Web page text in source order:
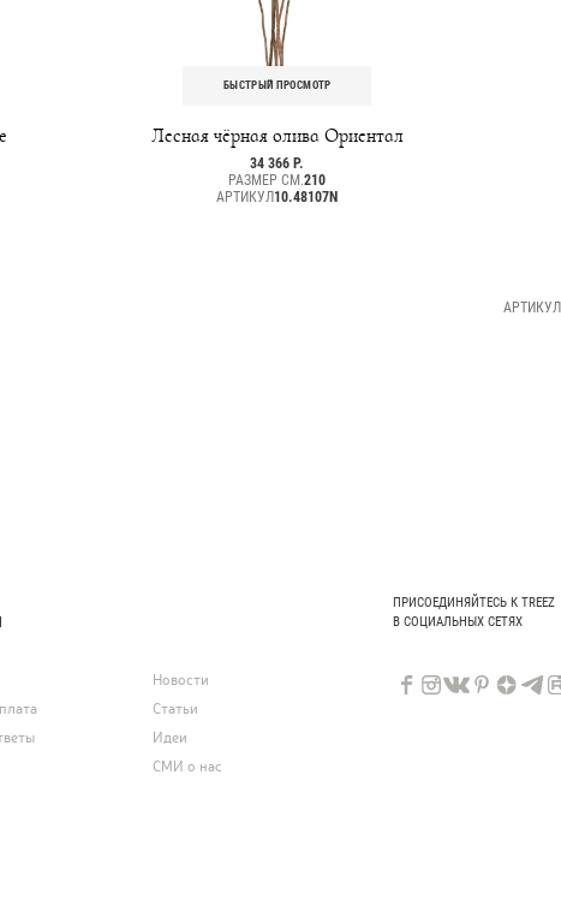
БЫСТРЫЙ ПРОСМОТР
Лесная чёрная олива Ориентал
34 366 Р.
РАЗМЕР СМ.210
АРТИКУЛ10.48107N
АРТИКУЛ
Новости
Статьи
Идеи
СМИ о нас
ПРИСОЕДИНЯЙТЕСЬ К TREEZ
В СОЦИАЛЬНЫХ СЕТЯХ